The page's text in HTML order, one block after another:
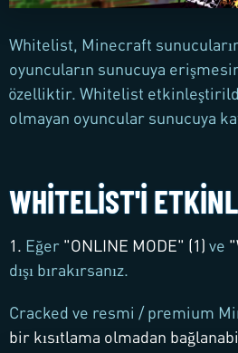
Whitelist, Minecraft
oyuncuların sunucuya
özelliktir. Whitelist
olmayan oyuncular sunucuya
WHITELIST'I
1. Eğer "ONLINE MODE" (1) ve "
dışı bırakırsanız.
Cracked ve resmi / premium
bir kısıtlama olmadan